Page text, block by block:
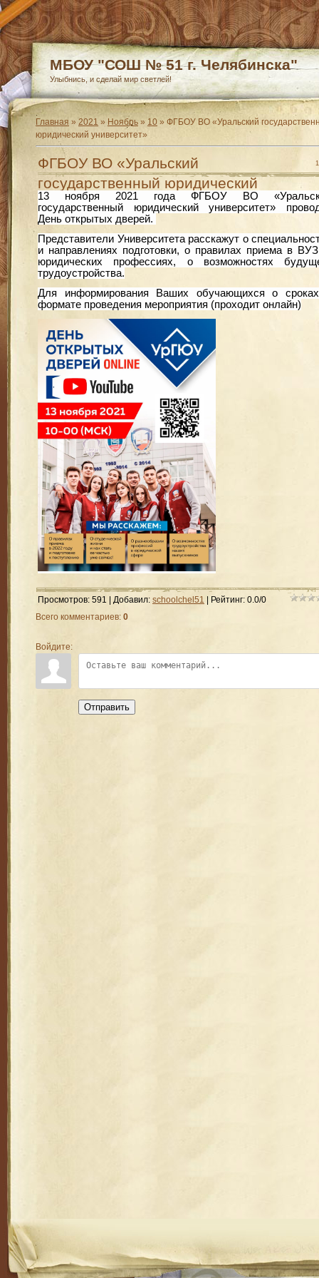
МБОУ "СОШ № 51 г. Челябинска"
Улыбнись, и сделай мир светлей!
Главная » 2021 » Ноябрь » 10 » ФГБОУ ВО «Уральский
юридический университет»
ФГБОУ ВО «Уральский
государственный юридический
университет»
13 ноября 2021 года ФГБОУ ВО
государственный юридический университет»
День открытых дверей.
Представители Университета расскажут о
и направлениях подготовки, о правилах приема в
юридических профессиях, о возможностях
трудоустройства.
Для информирования Ваших обучающихся о
формате проведения мероприятия (проходит онлайн)
Просмотров: 591 Добавил: schoolchel51 Рейтинг: 0.0/0
Всего комментариев: 0
Войдите:
Отправить